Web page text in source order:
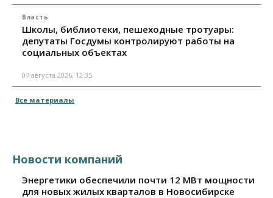
Власть
Школы, библиотеки, пешеходные тротуары:
депутаты Госдумы контролируют работы на
социальных объектах
07 августа 2026, 12:35
Все материалы
Новости компаний
Энергетики обеспечили почти 12 МВт мощности
для новых жилых кварталов в Новосибирске